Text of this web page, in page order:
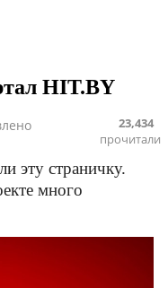
HIT.BY
23,434
прочитали
эту страничку.
много